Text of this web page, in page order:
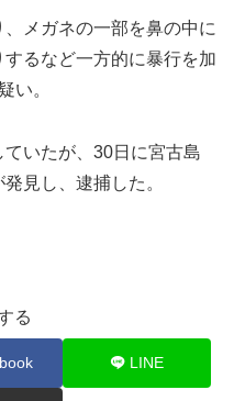
メガネの一部を鼻の中に
るなど一方的に暴行を加
い。
いたが、30日に宮古島
見し、逮捕した。
る
LINE